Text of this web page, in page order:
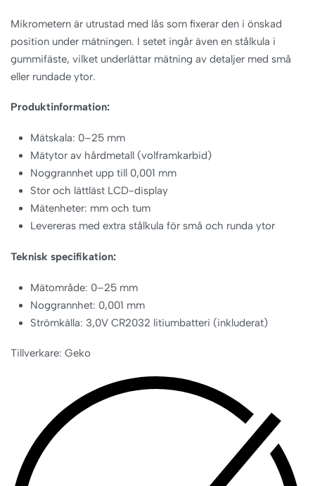
Mikrometern är utrustad med lås som fixerar den i önskad
position under mätningen. I setet ingår även en stålkula i
gummifäste, vilket underlättar mätning av detaljer med små
eller rundade ytor.
Produktinformation:
Mätskala: 0–25 mm
Mätytor av hårdmetall (volframkarbid)
Noggrannhet upp till 0,001 mm
Stor och lättläst LCD-display
Mätenheter: mm och tum
Levereras med extra stålkula för små och runda ytor
Teknisk specifikation:
Mätområde: 0–25 mm
Noggrannhet: 0,001 mm
Strömkälla: 3,0V CR2032 litiumbatteri (inkluderat)
Tillverkare: Geko